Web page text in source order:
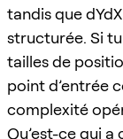
tandis que
structurée. Si
tailles de
point d’entrée
complexité
Qu’est-ce qui a